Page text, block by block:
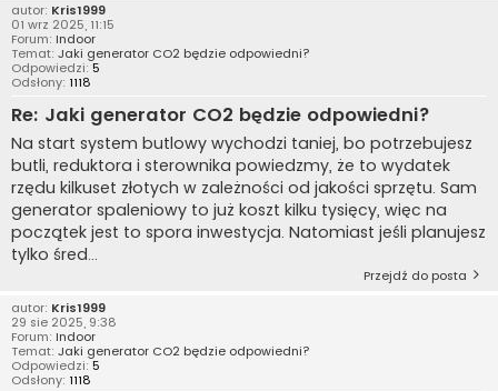
autor: Kris1999
01 wrz 2025, 11:15
Forum: Indoor
Temat: Jaki generator CO2 będzie odpowiedni?
Odpowiedzi: 5
Odsłony: 1118
Re: Jaki generator CO2 będzie odpowiedni?
Na start system butlowy wychodzi taniej, bo potrzebujesz
butli, reduktora i sterownika powiedzmy, że to wydatek
rzędu kilkuset złotych w zależności od jakości sprzętu. Sam
generator spaleniowy to już koszt kilku tysięcy, więc na
początek jest to spora inwestycja. Natomiast jeśli planujesz
tylko śred...
Przejdź do posta
autor: Kris1999
29 sie 2025, 9:38
Forum: Indoor
Temat: Jaki generator CO2 będzie odpowiedni?
Odpowiedzi: 5
Odsłony: 1118